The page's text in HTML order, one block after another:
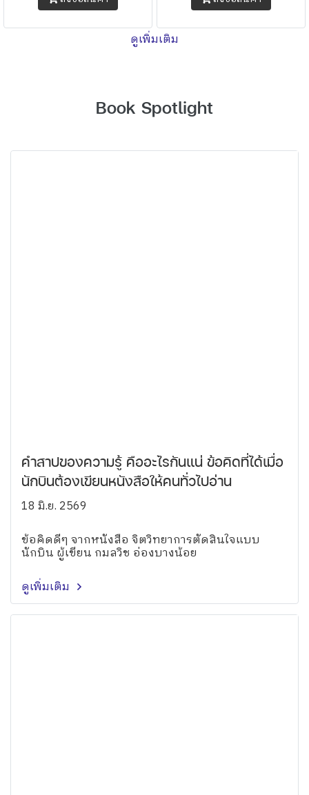
ดูเพิ่มเติม
Book Spotlight
คำสาปของความรู้ คืออะไรกันแน่ ข้อคิดที่ได้เมื่อ
นักบินต้องเขียนหนังสือให้คนทั่วไปอ่าน
18 มิ.ย. 2569
ข้อคิดดีๆ จากหนังสือ จิตวิทยาการตัดสินใจแบบ
นักบิน ผู้เขียน กมลวิช อ่องบางน้อย
ดูเพิ่มเติม